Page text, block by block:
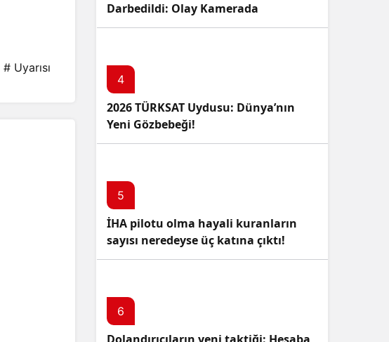
# Uyarısı
Darbedildi: Olay Kamerada
4
2026 TÜRKSAT Uydusu: Dünya’nın
Yeni Gözbebeği!
5
İHA pilotu olma hayali kuranların
sayısı neredeyse üç katına çıktı!
6